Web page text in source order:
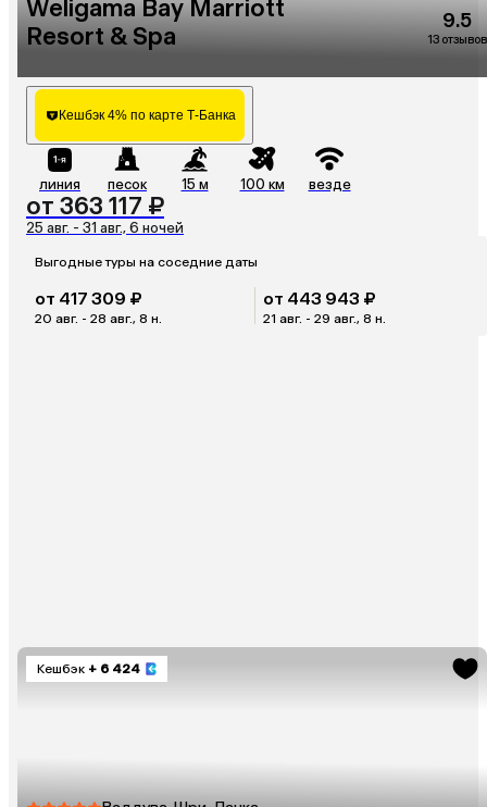
Weligama Bay Marriott
Resort & Spa
9.5
13 отзывов
Кешбэк 4% по карте Т-Банка
линия песок 15 м 100 км везде
от 363 117 ₽
25 авг. - 31 авг., 6 ночей
Выгодные туры на соседние даты
от 417 309 ₽
20 авг. - 28 авг., 8 н.
от 443 943 ₽
21 авг. - 29 авг., 8 н.
Кешбэк + 6 424